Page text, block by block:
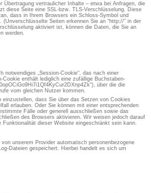
Übertragung vertraulicher Inhalte – etwa bei Anfragen, die
diese Seite eine SSL-bzw. TLS-Verschlüsselung. Diese
dass in Ihrem Browsers ein Schloss-Symbol und
Seiten erkennen Sie an “http://” in der
aktiviert ist, können die Daten, die Sie an
werden.
notwendiges „Session-Cookie“, das nach einer
enthält lediglich eine zufällige Buchstaben-
über die die
vom gleichen Nutzer kommen.
dass Sie über das Setzen von Cookies
erlauben. Oder Sie können mit einer entsprechenden
Fälle oder generell ausschließen sowie das
des Browsers aktivieren. Wir weisen jedoch darauf
dieser Website eingeschränkt sein kann.
unserem Provider automatisch personenbezogene
Dateien gespeichert. Hierbei handelt es sich um